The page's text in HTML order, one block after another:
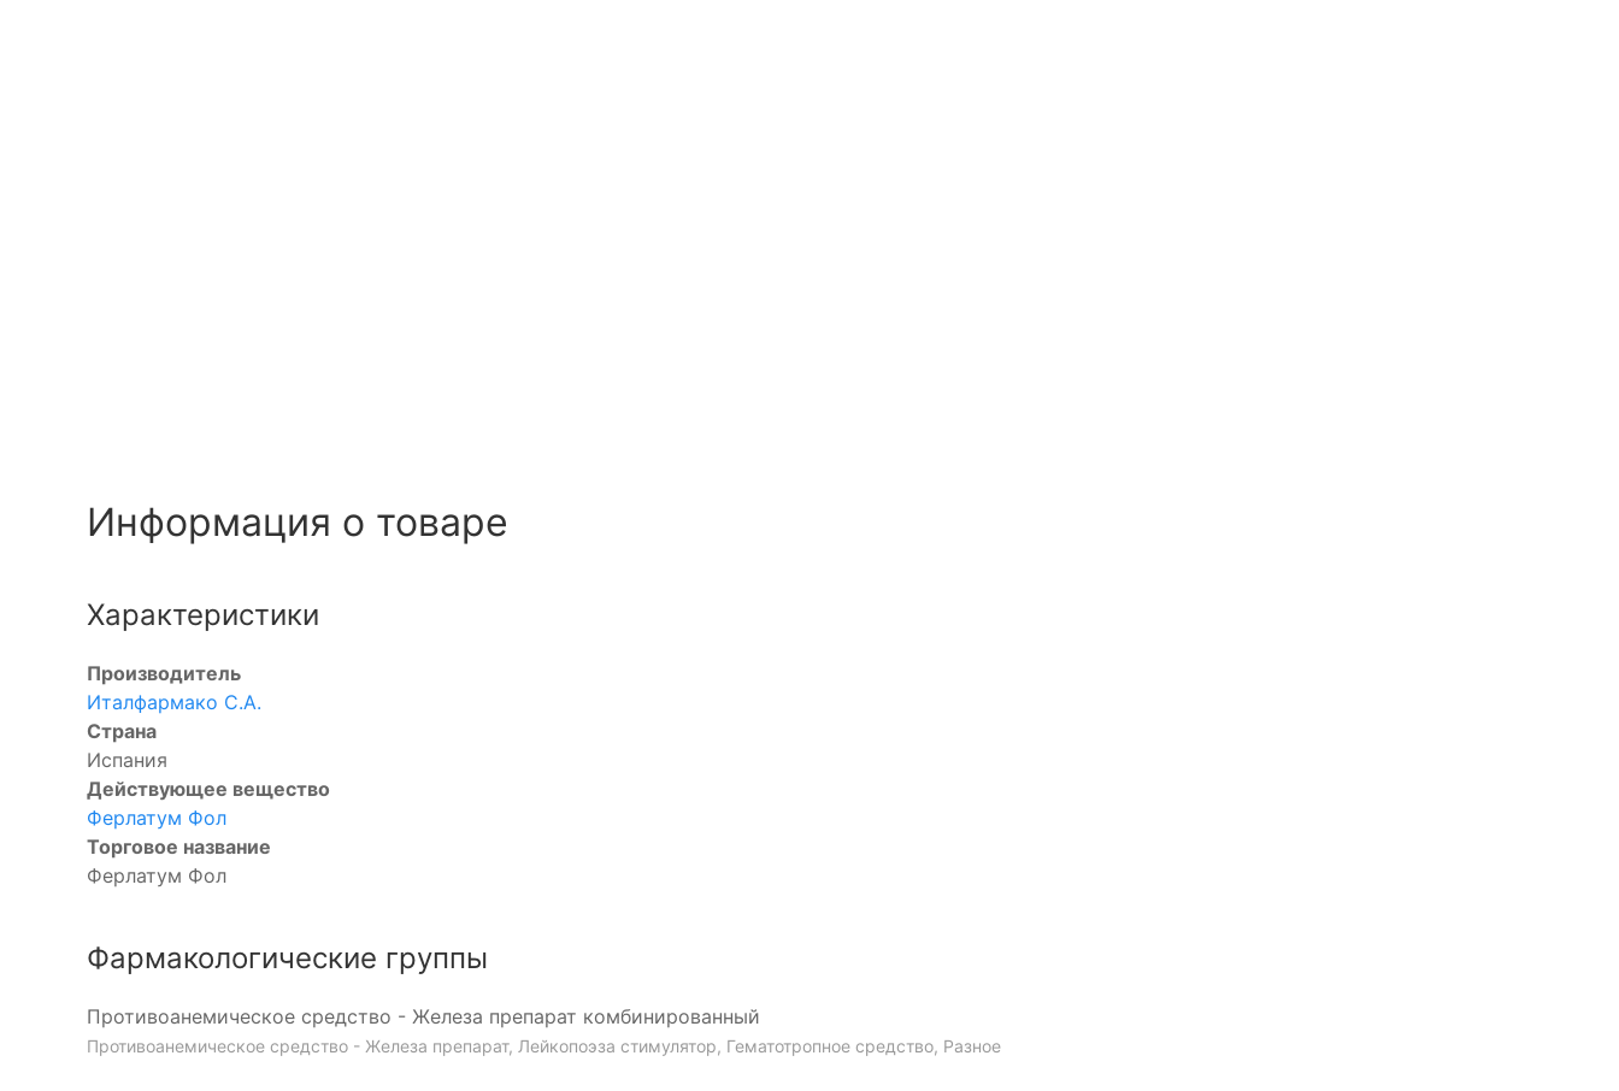
Информация о товаре
Характеристики
Производитель
Италфармако С.А.
Страна
Испания
Действующее вещество
Ферлатум Фол
Торговое название
Ферлатум Фол
Фармакологические группы
Противоанемическое средство - Железа препарат комбинированный
Противоанемическое средство - Железа препарат, Лейкопоэза стимулятор, Гематотропное средство, Разное